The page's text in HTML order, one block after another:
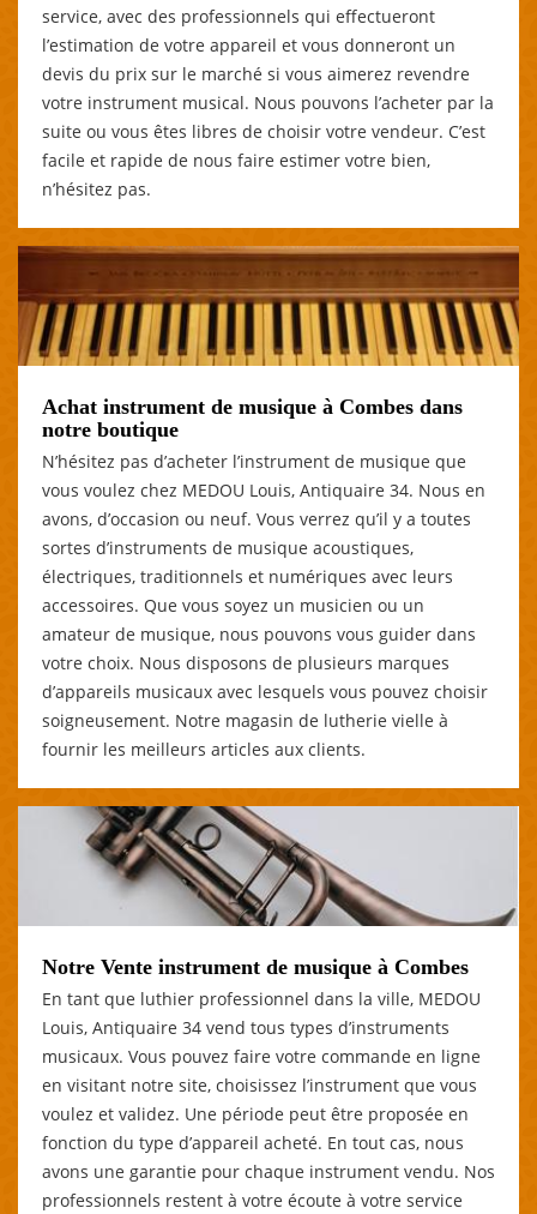
service, avec des professionnels qui effectueront
l’estimation de votre appareil et vous donneront un
devis du prix sur le marché si vous aimerez revendre
votre instrument musical. Nous pouvons l’acheter par la
suite ou vous êtes libres de choisir votre vendeur. C’est
facile et rapide de nous faire estimer votre bien,
n’hésitez pas.
Achat instrument de musique à Combes dans
notre boutique
N’hésitez pas d’acheter l’instrument de musique que
vous voulez chez MEDOU Louis, Antiquaire 34. Nous en
avons, d’occasion ou neuf. Vous verrez qu’il y a toutes
sortes d’instruments de musique acoustiques,
électriques, traditionnels et numériques avec leurs
accessoires. Que vous soyez un musicien ou un
amateur de musique, nous pouvons vous guider dans
votre choix. Nous disposons de plusieurs marques
d’appareils musicaux avec lesquels vous pouvez choisir
soigneusement. Notre magasin de lutherie vielle à
fournir les meilleurs articles aux clients.
Notre Vente instrument de musique à Combes
En tant que luthier professionnel dans la ville, MEDOU
Louis, Antiquaire 34 vend tous types d’instruments
musicaux. Vous pouvez faire votre commande en ligne
en visitant notre site, choisissez l’instrument que vous
voulez et validez. Une période peut être proposée en
fonction du type d’appareil acheté. En tout cas, nous
avons une garantie pour chaque instrument vendu. Nos
professionnels restent à votre écoute à votre service